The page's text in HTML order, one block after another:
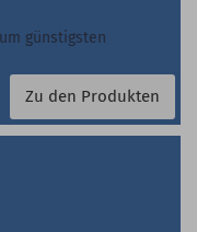
günstigsten
Zu den Produkten